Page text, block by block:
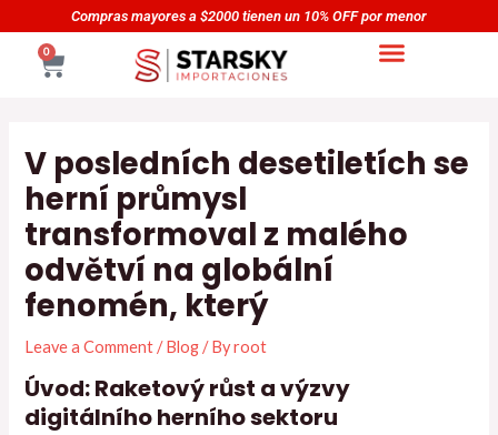
to
content
Compras mayores a $2000 tienen un 10% OFF por menor
0
CART
V posledních desetiletích se
herní průmysl
transformoval z malého
odvětví na globální
fenomén, který
Leave a Comment /Blog/ Byroot
Úvod: Raketový růst a výzvy
digitálního herního sektoru
Navegación
de
entradas